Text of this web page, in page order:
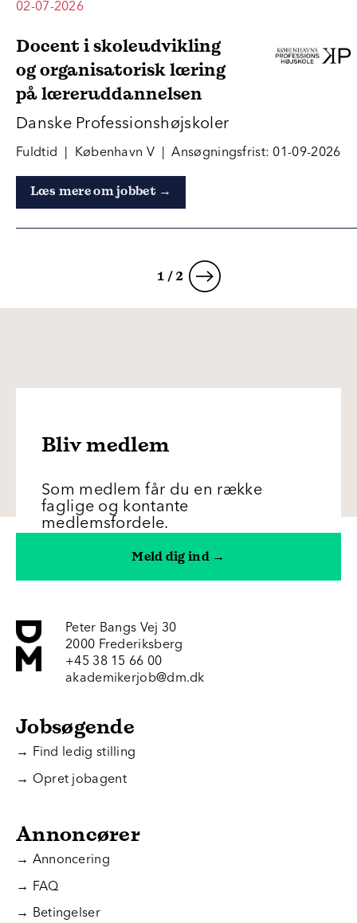
02-07-2026
Docent i skoleudvikling
og organisatorisk læring
på læreruddannelsen
Danske Professionshøjskoler
Fuldtid | København V | Ansøgningsfrist: 01-09-2026
Læs mere om jobbet →
1 / 2
Bliv medlem
Som medlem får du en række
faglige og kontante
medlemsfordele.
Meld dig ind →
Peter Bangs Vej 30
2000 Frederiksberg
+45 38 15 66 00
akademikerjob@dm.dk
Jobsøgende
→ Find ledig stilling
→ Opret jobagent
Annoncører
→ Annoncering
→ FAQ
→ Betingelser